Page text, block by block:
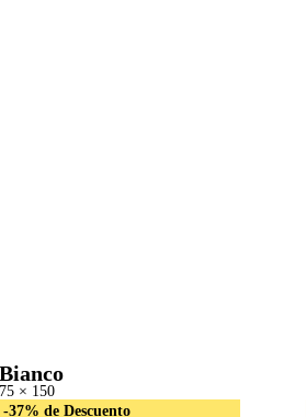
Bianco
75 × 150
-37% de Descuento